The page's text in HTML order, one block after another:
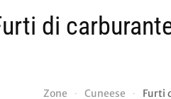
di
Zone Cuneese Furti